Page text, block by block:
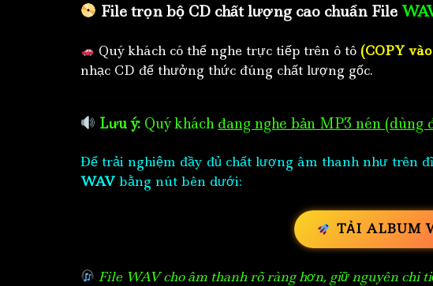
File trọn bộ CD chất lượng cao chuẩn File
Quý khách có thể nghe trực tiếp trên ô tô (COPY
nhạc CD để thưởng thức đúng chất lượng gốc.
Lưu ý: Quý khách đang nghe bản MP3 nén (dùng
Để trải nghiệm đầy đủ chất lượng âm thanh như trên
WAV bằng nút bên dưới:
TẢI ALBUM
File WAV cho âm thanh rõ ràng hơn, giữ nguyên chi